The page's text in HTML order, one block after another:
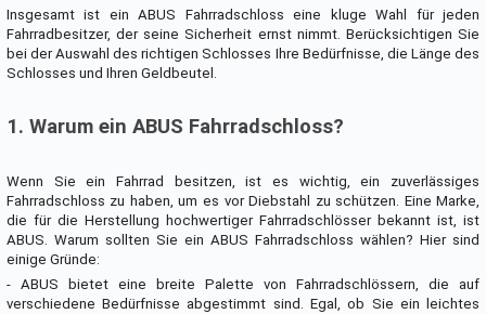
Insgesamt ist ein ABUS Fahrradschloss eine kluge Wahl für jeden
Fahrradbesitzer, der seine Sicherheit ernst nimmt. Berücksichtigen Sie
bei der Auswahl des richtigen Schlosses Ihre Bedürfnisse, die Länge des
Schlosses und Ihren Geldbeutel.
1. Warum ein ABUS Fahrradschloss?
Wenn Sie ein Fahrrad besitzen, ist es wichtig, ein zuverlässiges
Fahrradschloss zu haben, um es vor Diebstahl zu schützen. Eine Marke,
die für die Herstellung hochwertiger Fahrradschlösser bekannt ist, ist
ABUS. Warum sollten Sie ein ABUS Fahrradschloss wählen? Hier sind
einige Gründe:
- ABUS bietet eine breite Palette von Fahrradschlössern, die auf
verschiedene Bedürfnisse abgestimmt sind. Egal, ob Sie ein leichtes